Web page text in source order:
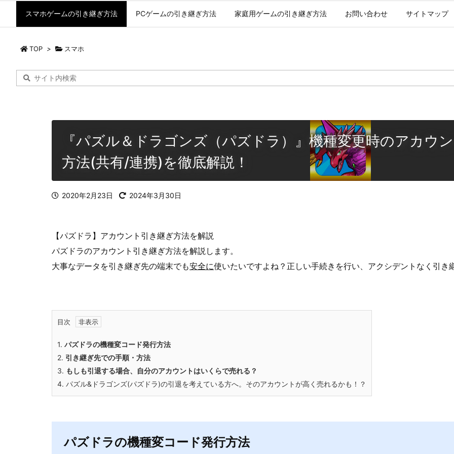
スマホゲームの引き継ぎ方法 PCゲームの引き継ぎ方法 家庭用ゲームの引き継ぎ方法 お問い合わせ サイトマップ
TOP > スマホ
『パズル＆ドラゴンズ（パズドラ）』機種変更時のアカウ
方法(共有/連携)を徹底解説！
2020年2月23日 2024年3月30日
【パズドラ】アカウント引き継ぎ方法を解説
パズドラのアカウント引き継ぎ方法を解説します。
大事なデータを引き継ぎ先の端末でも安全に使いたいですよね？正しい手続きを行い、アクシデントなく引き
目次
1. パズドラの機種変コード発行方法
2. 引き継ぎ先での手順・方法
3. もしも引退する場合、自分のアカウントはいくらで売れる？
4. パズル&ドラゴンズ(パズドラ)の引退を考えている方へ。そのアカウントが高く売れるかも！？
パズドラの機種変コード発行方法